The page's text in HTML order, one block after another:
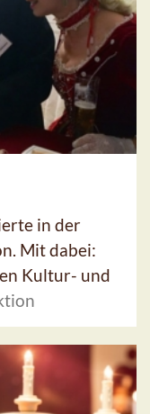
in der
Mit dabei:
Kultur- und